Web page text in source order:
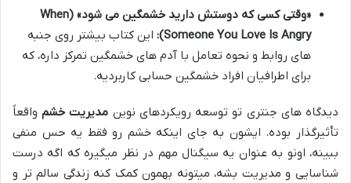
«وقتی کسی که دوستش دارید خشمگین می شود» (When
Someone You Love Is Angry):
این کتاب بیشتر روی جنبه
های روابط و نحوه تعامل با آدم های خشمگین تمرکز داره، که
برای اطرافیان افراد خشمگین حسابی کاربردیه.
دیدگاه های جنتری تو توسعه رویکردهای نوین مدیریت خشمواقعاً
تأثیرگذار بوده. ایشون به جای اینکه خشم رو فقط یه حس منفی
ببینه، اونو به عنوان یه سیگنال مهم در نظر میگیره که اگه درست
شناسایی و مدیریت بشه، میتونه بهمون کمک کنه زندگی سالم تر و